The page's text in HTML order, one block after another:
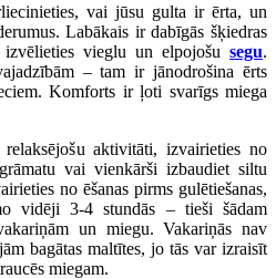
vai jūsu gulta ir ērta, un
Labākais ir dabīgās šķiedras
vieglu un elpojošu segu.
– tam ir jānodrošina ērts
Komforts ir ļoti svarīgs miega
relaksējošu aktivitāti, izvairieties no
vai vienkārši izbaudiet siltu
no ēšanas pirms gulētiešanas,
vidēji 3-4 stundās – tieši šādam
un miegu. Vakariņās nav
bagātas maltītes, jo tās var izraisīt
miegam.